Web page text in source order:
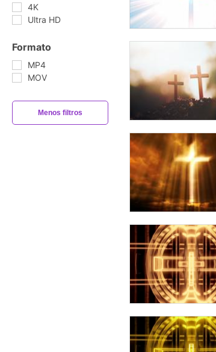
4K
Ultra HD
Formato
MP4
MOV
Menos filtros